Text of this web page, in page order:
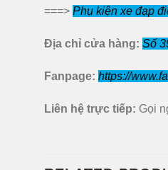
===> Phụ kiện xe đạp
Địa chỉ cửa hàng: Số
Fanpage: https://
Liên hệ trực tiếp: Gọi